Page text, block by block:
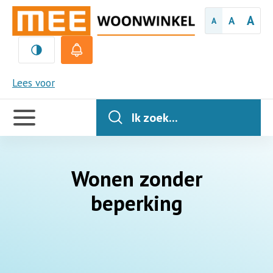
A A A
Lees voor
MEE
Handige
links
Ik zoek...
Wonen zonder
beperking